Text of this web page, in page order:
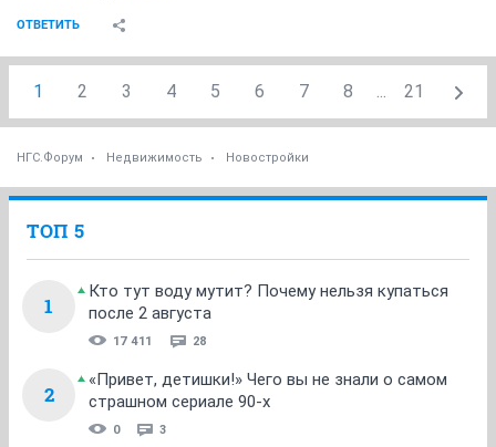
ОТВЕТИТЬ
1 2 3 4 5 6 7 8 ... 21
НГС.Форум Недвижимость Новостройки
ТОП 5
1
Кто тут воду мутит? Почему нельзя купаться
после 2 августа
17 411 28
2
«Привет, детишки!» Чего вы не знали о самом
страшном сериале 90-х
0 3